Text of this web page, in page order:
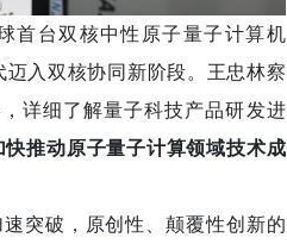
台双核中性原子量子计算机
入双核协同新阶段。王忠林察
详细了解量子科技产品研发进
推动原子量子计算领域技术成
突破，原创性、颠覆性创新的